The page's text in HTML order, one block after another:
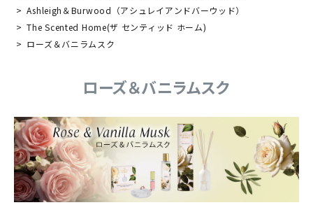
Ashleigh＆Burwood（アシュレイアンドバーウッド）
The Scented Home(ザ センティッド ホーム)
ローズ＆バニラムスク
ローズ＆バニラムスク